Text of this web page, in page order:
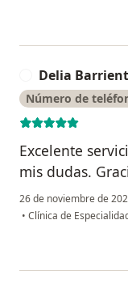
Delia
Número de
Excelente
mis dudas.
26 de noviembre de
• Clínica de